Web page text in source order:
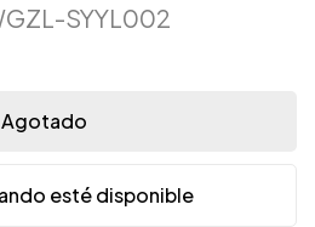
SYYL002
Agotado
esté disponible